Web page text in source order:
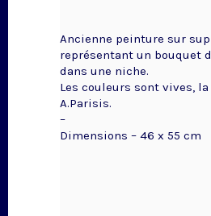
Ancienne peinture sur
représentant un bouquet
dans une niche.
Les couleurs sont vives,
A.Parisis.
–
Dimensions – 46 x 55 cm